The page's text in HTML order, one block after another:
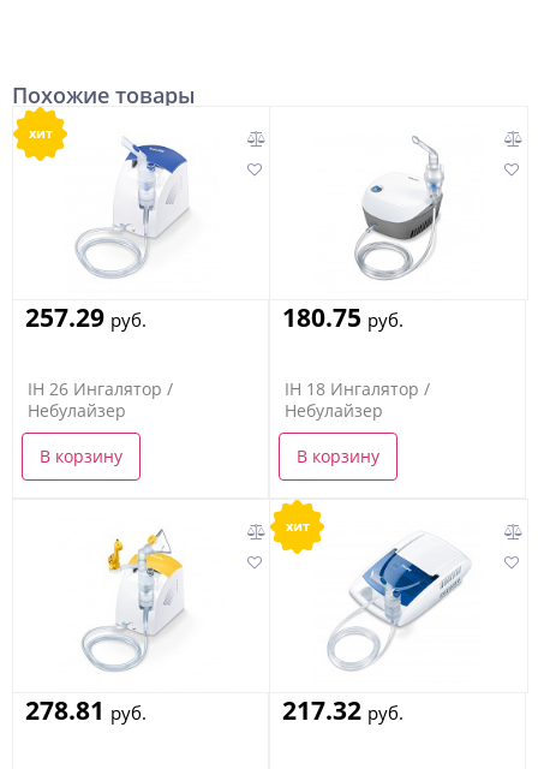
Похожие товары
хит
257.29 руб.
IH 26 Ингалятор /
Небулайзер
В корзину
180.75 руб.
IH 18 Ингалятор /
Небулайзер
В корзину
278.81 руб.
хит
217.32 руб.